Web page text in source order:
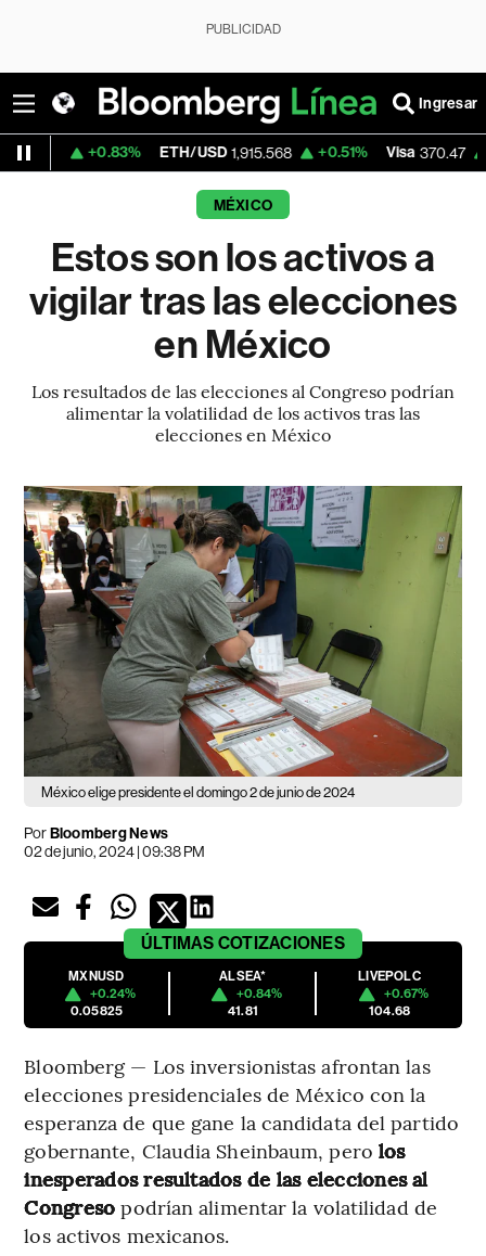
PUBLICIDAD
Ingresar
ETH/USD 1,915.568 +0.51% Visa 370.47 +0.52%
MÉXICO
Estos son los activos a
vigilar tras las elecciones
en México
Los resultados de las elecciones al Congreso podrían
alimentar la volatilidad de los activos tras las
elecciones en México
México elige presidente el domingo 2 de junio de 2024
PorBloomberg News
02 de junio, 2024 | 09:38 PM
ÚLTIMAS COTIZACIONES
MXNUSD
+0.24%
0.05825
ALSEA*
+0.84%
41.81
LIVEPOLC
+0.67%
104.68
Bloomberg — Los inversionistas afrontan las
elecciones presidenciales de México con la
esperanza de que gane la candidata del partido
gobernante, Claudia Sheinbaum, pero los
inesperados resultados de las elecciones al
Congreso podrían alimentar la volatilidad de
los activos mexicanos.